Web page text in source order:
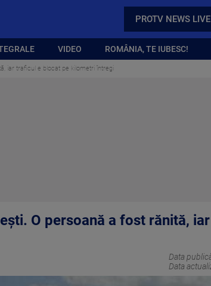
PROTV NEWS LIVE
VIDEO ROMÂNIA, TE IUBESC!
iar traficul e blocat pe kilometri întregi
O persoană a fost rănită,
Data
Data